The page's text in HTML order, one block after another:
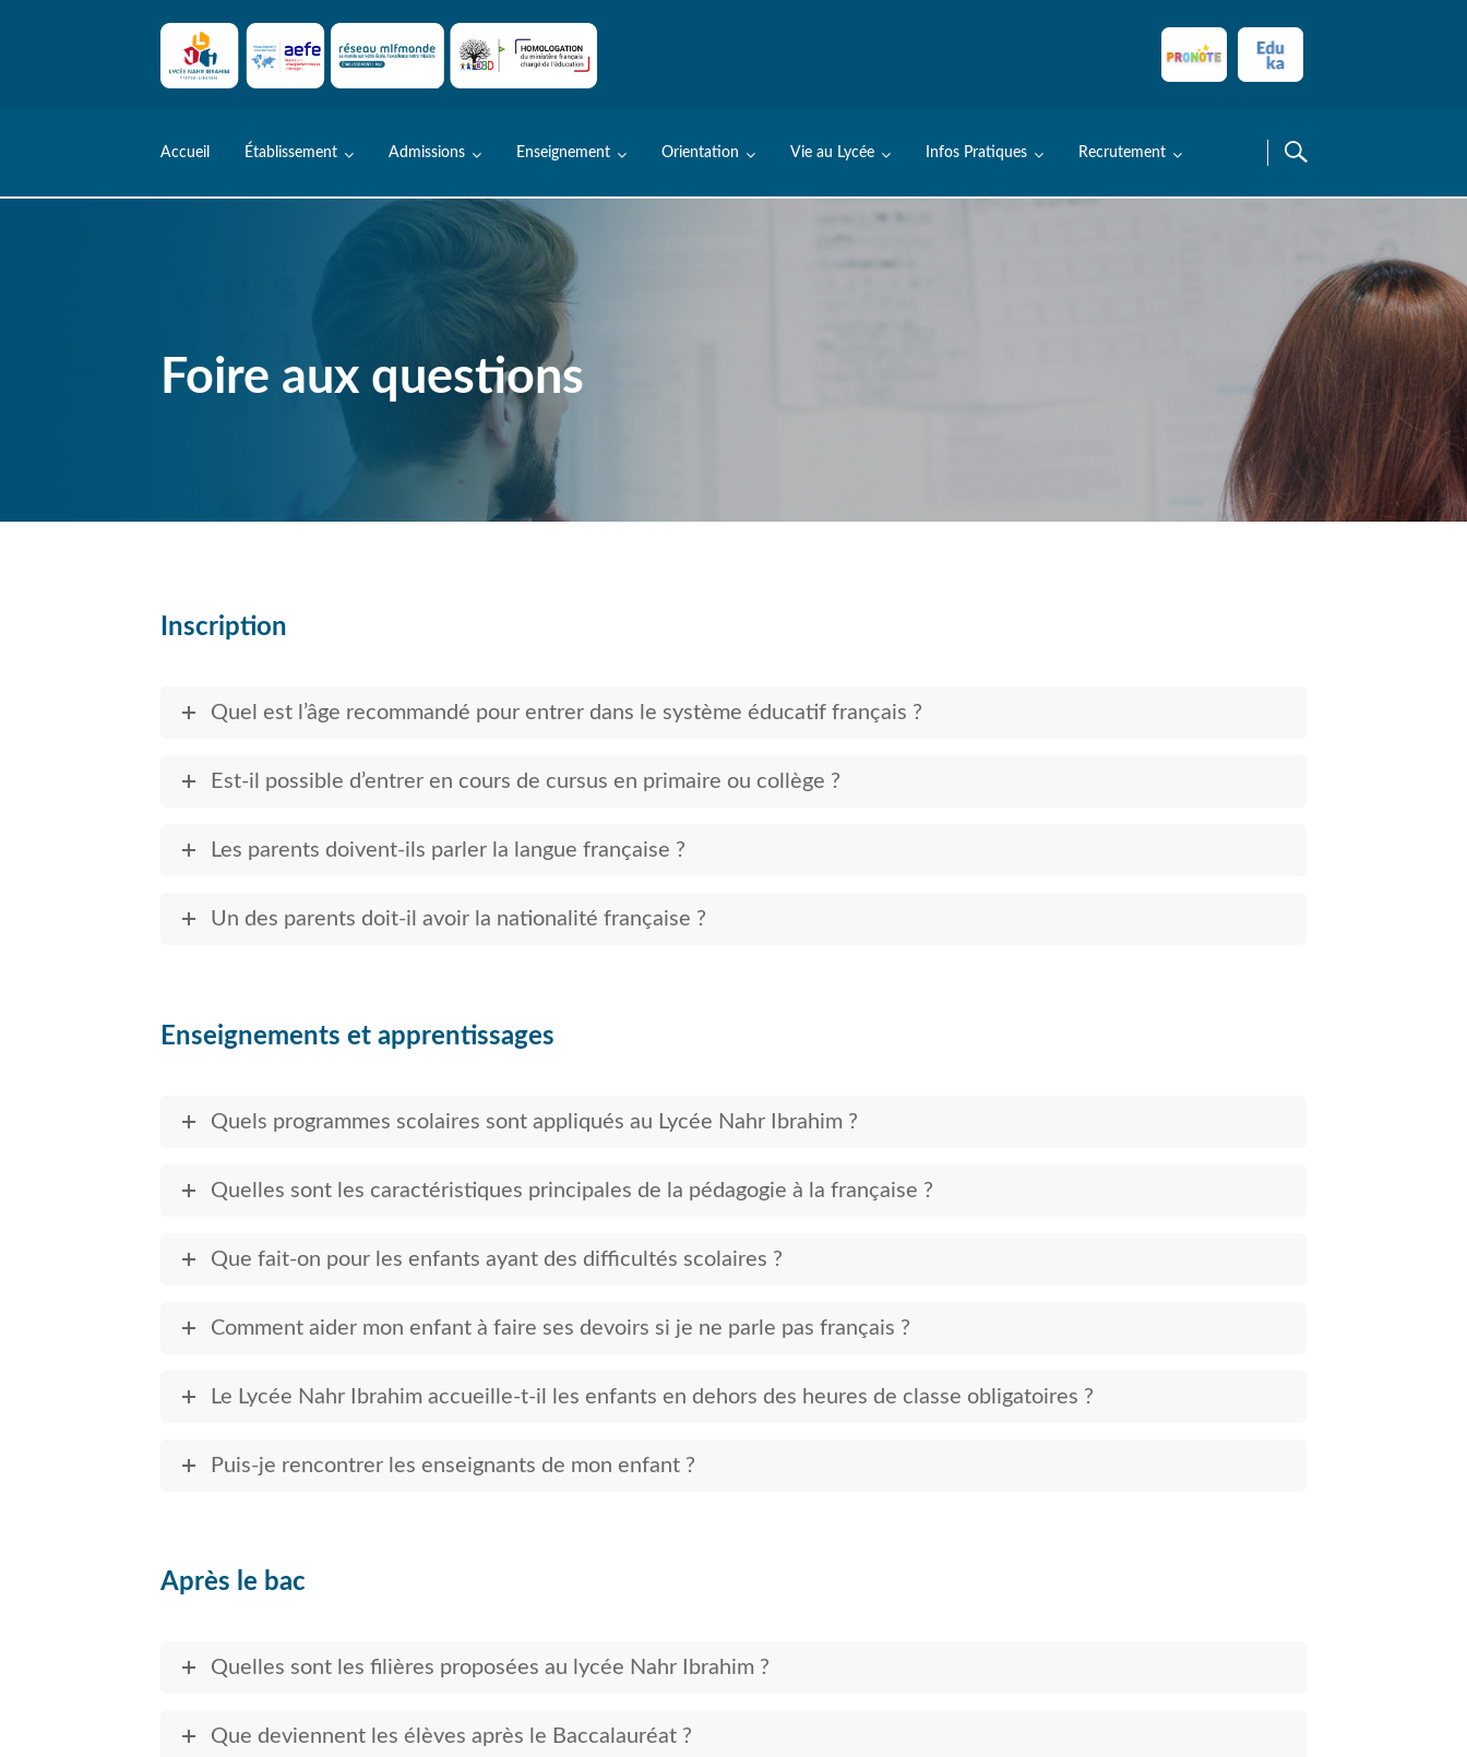
Accueil Établissement Admissions Enseignement Orientation Vie au Lycée Infos Pratiques Recrutement
Foire aux questions
Inscription
Quel est l’âge recommandé pour entrer dans le système éducatif français ?
Est-il possible d’entrer en cours de cursus en primaire ou collège ?
Les parents doivent-ils parler la langue française ?
Un des parents doit-il avoir la nationalité française ?
Enseignements et apprentissages
Quels programmes scolaires sont appliqués au Lycée Nahr Ibrahim ?
Quelles sont les caractéristiques principales de la pédagogie à la française ?
Que fait-on pour les enfants ayant des difficultés scolaires ?
Comment aider mon enfant à faire ses devoirs si je ne parle pas français ?
Le Lycée Nahr Ibrahim accueille-t-il les enfants en dehors des heures de classe obligatoires ?
Puis-je rencontrer les enseignants de mon enfant ?
Après le bac
Quelles sont les filières proposées au lycée Nahr Ibrahim ?
Que deviennent les élèves après le Baccalauréat ?